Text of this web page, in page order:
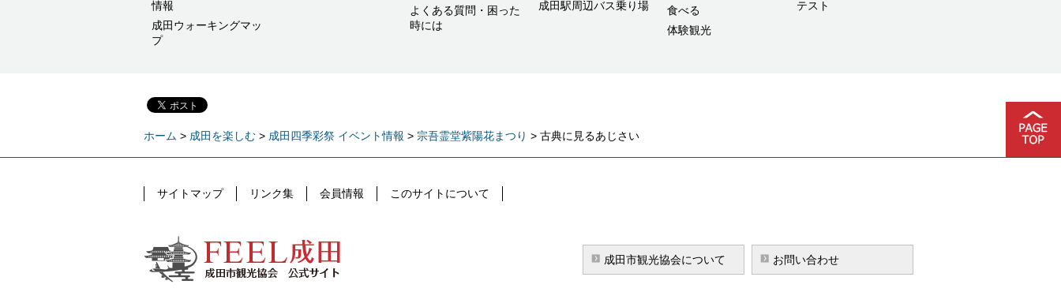
情報
成田ウォーキングマッ
プ
よくある質問・困った
時には
成田駅周辺バス乗り場
食べる
体験観光
テスト
ホーム > 成田を楽しむ > 成田四季彩祭 イベント情報 > 宗吾霊堂紫陽花まつり > 古典に見るあじさい
サイトマップ リンク集 会員情報 このサイトについて
FEEL成田 成田市公式観光情報
成田市観光協会について
お問い合わせ